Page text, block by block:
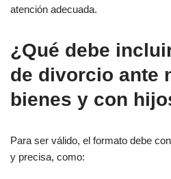
atención adecuada.
¿Qué debe
de divorcio ante
bienes y con
Para ser válido, el formato debe
y precisa, como: